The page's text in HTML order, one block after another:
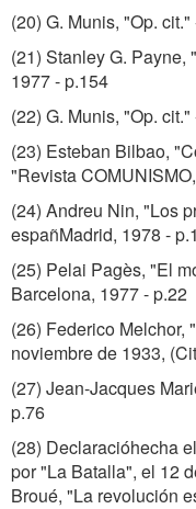
(20) G. Munis, "Op.
(21) Stanley G.
1977 - p.154
(22) G. Munis, "Op.
(23) Esteban Bilbao,
"Revista
(24) Andreu Nin, "Los
españMadrid, 1978 -
(25) Pelai Pagès, "El
Barcelona, 1977 - p.22
(26) Federico Melchor,
noviembre de 1933,
(27) Jean-Jacques
p.76
(28) Declaracióhecha
por "La Batalla", el 12
Broué, "La revolución